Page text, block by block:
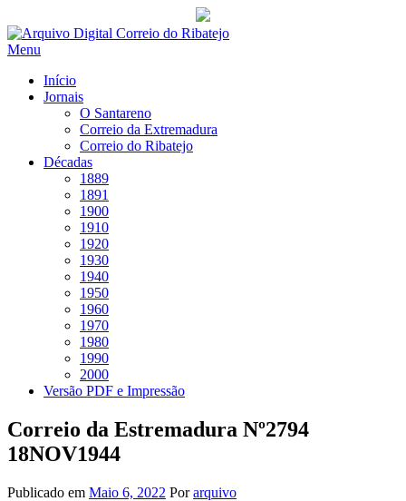
Saltar
para
Menu
Início
Jornais
O Santareno
Correio da Extremadura
Correio do Ribatejo
Décadas
1889
1891
1900
1910
1920
1930
1940
1950
1960
1970
1980
1990
2000
Versão PDF e Impressão
Correio da Estremadura Nº2794
18NOV1944
Publicado em Maio 6, 2022 Porarquivo